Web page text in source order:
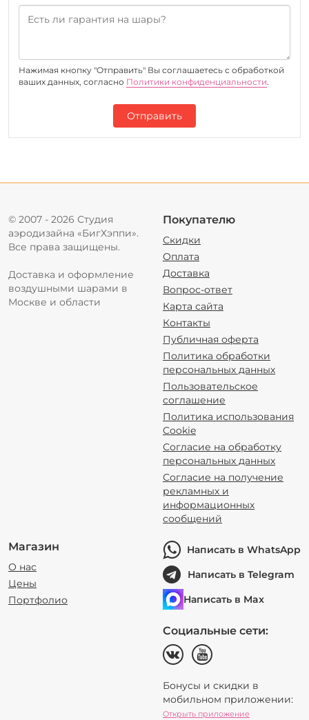
Нажимая кнопку "Отправить" Вы соглашаетесь c обработкой
ваших данных, согласно Политики конфиденциальности.
Отправить
© 2007 - 2026 Студия
аэродизайна «БигХэппи».
Все права защищены.
Доставка и оформление
воздушными шарами в
Москве и области
Покупателю
Скидки
Оплата
Доставка
Вопрос-ответ
Карта сайта
Контакты
Публичная оферта
Политика обработки
персональных данных
Пользовательское
соглашение
Политика использования
Cookie
Согласие на обработку
персональных данных
Согласие на получение
рекламных и
информационных
сообщений
Магазин
О нас
Цены
Портфолио
Написать в WhatsApp
Написать в Telegram
Написать в Max
Социальные сети:
Бонусы и скидки в
мобильном приложении:
Открыть приложение